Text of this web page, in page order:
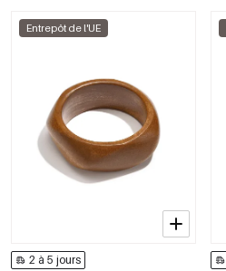
Entrepôt de l'UE
2 à 5 jours